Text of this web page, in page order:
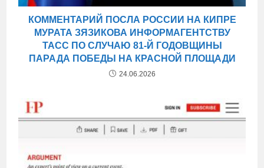
КОММЕНТАРИЙ ПОСЛА РОССИИ НА КИПРЕ
МУРАТА ЗЯЗИКОВА ИНФОРМАГЕНТСТВУ
ТАСС ПО СЛУЧАЮ 81-Й ГОДОВЩИНЫ
ПАРАДА ПОБЕДЫ НА КРАСНОЙ ПЛОЩАДИ
24.06.2026